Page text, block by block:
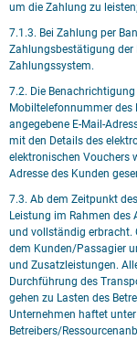
um die Zahlung zu leisten;
7.1.3. Bei Zahlung per
Zahlungsbestätigung der
Zahlungssystem.
7.2. Die
Mobiltelefonnummer des
angegebene E-Mail-
mit den Details des
elektronischen Vouchers
Adresse des Kunden
7.3. Ab dem Zeitpunkt
Leistung im Rahmen
und vollständig erbracht.
dem Kunden/Passagier
und Zusatzleistungen.
Durchführung des
gehen zu Lasten des
Unternehmen haftet
Betreibers/